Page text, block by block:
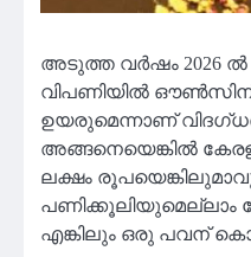
അടുത്ത വർഷം 2026
വിപണിയിൽ ഔണ്‍സിന്
ഉയരുമെന്നാണ്
അങ്ങനെയെങ്കിൽ
ലക്ഷം
പണിക്കൂലിയുമെല്ലാം
എങ്കിലും ഒരു പവന്